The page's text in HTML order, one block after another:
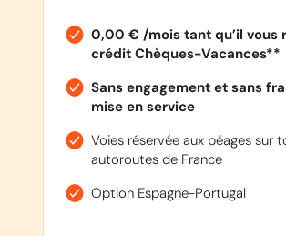
0,00 € /mois tant qu’il vous
crédit Chèques-Vacances**
Sans engagement et sans
mise en service
Voies réservée aux péages sur
autoroutes de France
Option Espagne-Portugal